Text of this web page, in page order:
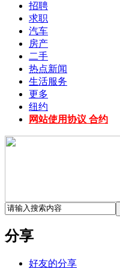
招聘
求职
汽车
房产
二手
热点新闻
生活服务
更多
纽约
网站使用协议 合约
分享
好友的分享